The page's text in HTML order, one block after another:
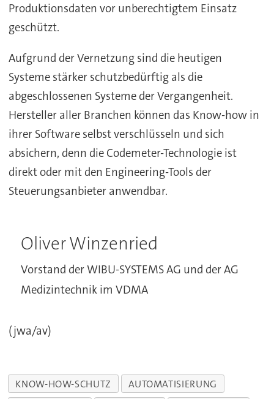
Produktionsdaten vor unberechtigtem Einsatz
geschützt.
Aufgrund der Vernetzung sind die heutigen
Systeme stärker schutzbedürftig als die
abgeschlossenen Systeme der Vergangenheit.
Hersteller aller Branchen können das Know-how in
ihrer Software selbst verschlüsseln und sich
absichern, denn die Codemeter-Technologie ist
direkt oder mit den Engineering-Tools der
Steuerungsanbieter anwendbar.
Oliver Winzenried
Vorstand der WIBU-SYSTEMS AG und der AG
Medizintechnik im VDMA
(jwa/av)
KNOW-HOW-SCHUTZ
AUTOMATISIERUNG